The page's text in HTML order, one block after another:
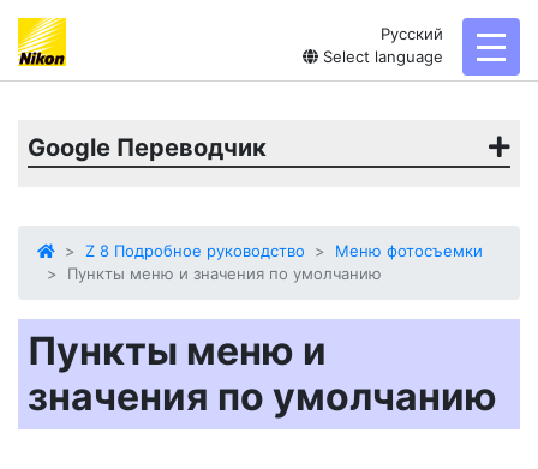
Русский
Select language
Google Переводчик
Z 8 Подробное руководство
Меню фотосъемки
Пункты меню и значения по умолчанию
Пункты меню и
значения по умолчанию